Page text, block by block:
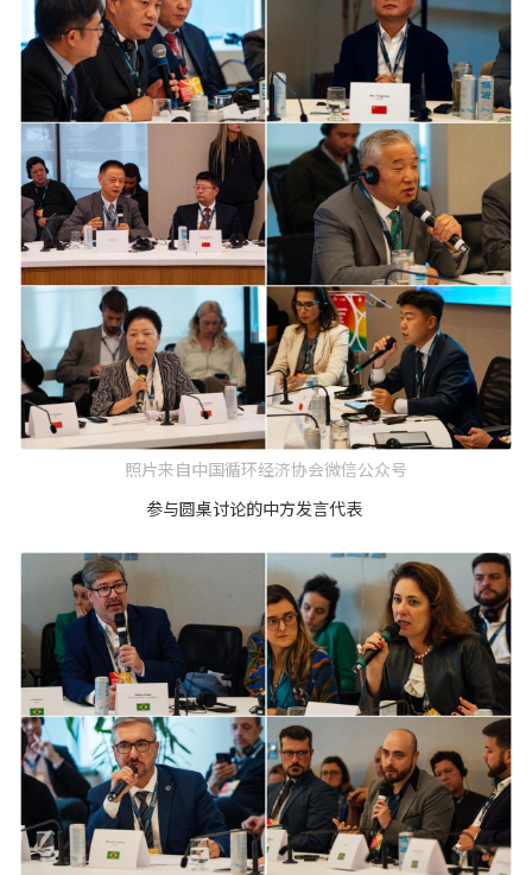
照片来自中国循环经济协会微信公众号
参与圆桌讨论的中方发言代表